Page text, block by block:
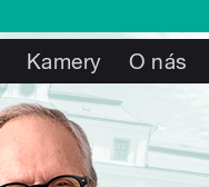
Kamery O nás